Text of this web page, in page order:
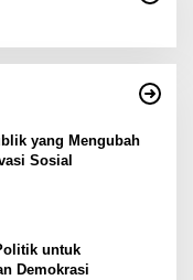
yang Mengubah
Sosial
untuk
Demokrasi